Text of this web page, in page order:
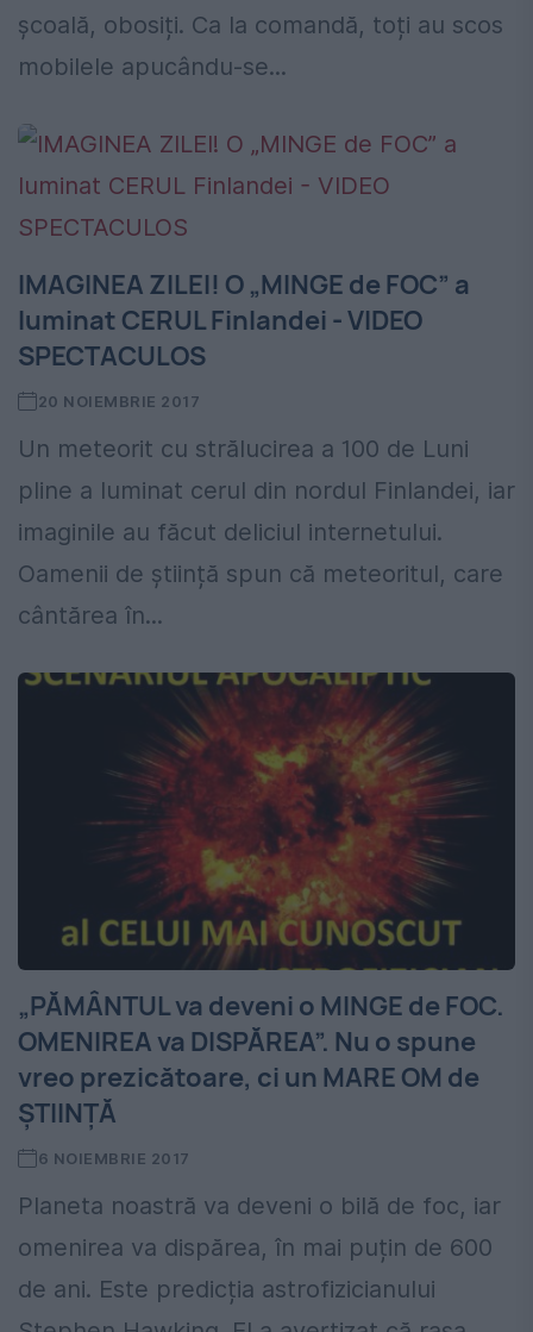
școală, obosiți. Ca la comandă, toți au scos
mobilele apucându-se...
IMAGINEA ZILEI! O „MINGE de FOC” a
luminat CERUL Finlandei - VIDEO
SPECTACULOS
20 NOIEMBRIE 2017
Un meteorit cu strălucirea a 100 de Luni
pline a luminat cerul din nordul Finlandei, iar
imaginile au făcut deliciul internetului.
Oamenii de știință spun că meteoritul, care
cântărea în...
„PĂMÂNTUL va deveni o MINGE de FOC.
OMENIREA va DISPĂREA”. Nu o spune
vreo prezicătoare, ci un MARE OM de
ȘTIINȚĂ
6 NOIEMBRIE 2017
Planeta noastră va deveni o bilă de foc, iar
omenirea va dispărea, în mai puțin de 600
de ani. Este predicția astrofizicianului